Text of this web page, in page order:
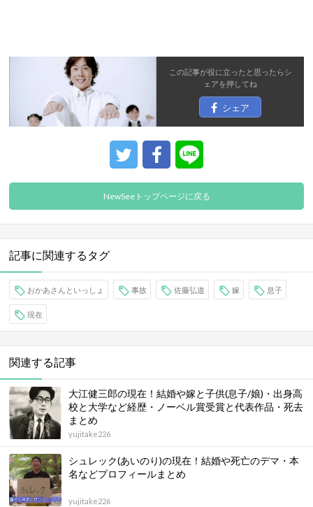
この記事が役に立ったと思ったらシ
ェアを押してね
シェア
NewSeeトップページに戻る
記事に関連するタグ
おかあさんといっしょ 事故 佐藤弘道 嫁 息子
現在
関連する記事
大江健三郎の現在！結婚や嫁と子供(息子/娘)・出身高
校と大学など経歴・ノーベル賞受賞と代表作品・死去
まとめ
yujitake226
シュレック(あいのり)の現在！結婚や死亡のデマ・本
名などプロフィールまとめ
yujitake226